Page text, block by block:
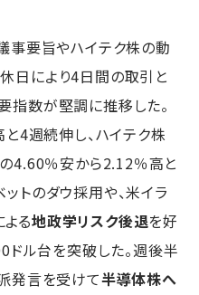
要旨やハイテク株の動
日により4日間の取引と
指数が堅調に推移した。
4週続伸し、ハイテク株
4.60％安から2.12％高と
トのダウ採用や、米イラ
る地政学リスク後退を好
ル台を突破した。週後半
発言を受けて半導体株へ